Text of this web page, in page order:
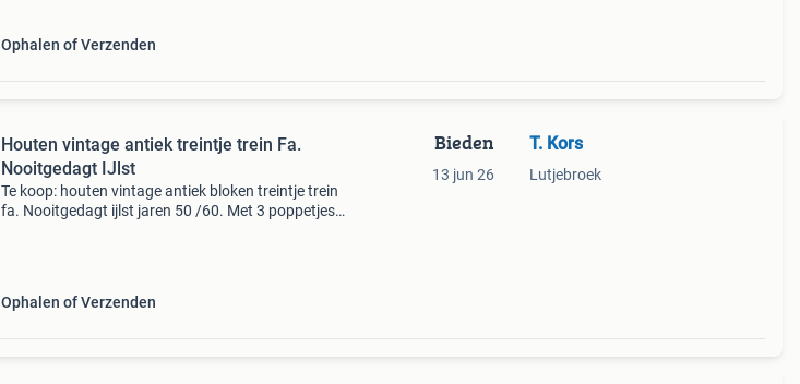
Ophalen of Verzenden
Houten vintage antiek treintje trein Fa.
Nooitgedagt IJlst
Te koop: houten vintage antiek bloken treintje trein
fa. Nooitgedagt ijlst jaren 50 /60. Met 3 poppetjes,
Ophalen of Verzenden
Bieden
13 jun 26
T. Kors
Lutjebroek